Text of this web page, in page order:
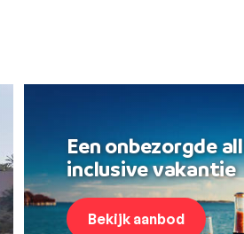
Een onbezorgde all
inclusive vakantie
Bekijk aanbod